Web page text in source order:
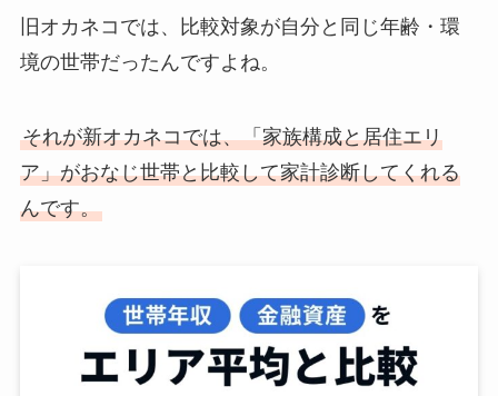
旧オカネコでは、比較対象が自分と同じ年齢・環
境の世帯だったんですよね。
それが新オカネコでは、「家族構成と居住エリ
ア」がおなじ世帯と比較して家計診断してくれる
んです。